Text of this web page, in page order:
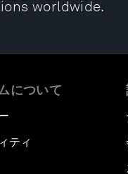
worldwide.
について
ティ